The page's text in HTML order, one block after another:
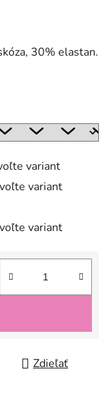
30% elastan.
variant
variant
variant
Zdieľať